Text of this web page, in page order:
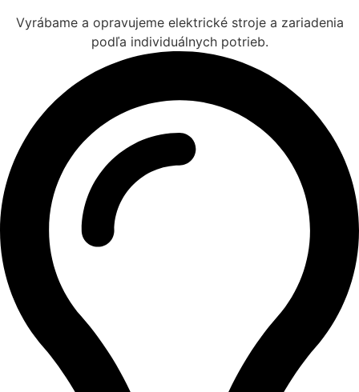
Vyrábame a opravujeme elektrické stroje a zariadenia
podľa individuálnych potrieb.